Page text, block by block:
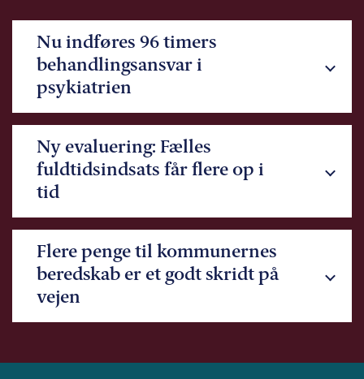
Nu indføres 96 timers
behandlingsansvar i
psykiatrien
Ny evaluering: Fælles
fuldtidsindsats får flere op i
tid
Flere penge til kommunernes
beredskab er et godt skridt på
vejen